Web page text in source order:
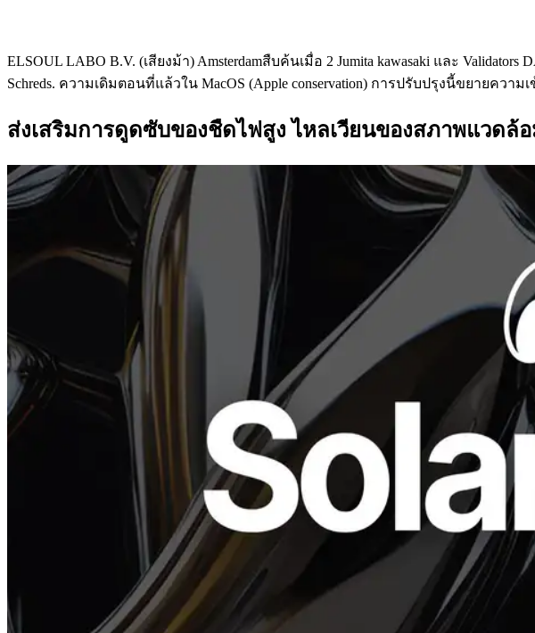
ELSOUL LABO B.V. (เสียงม้า) Amsterdamสืบค้นเมื่อ 2 Jumita kawasaki และ
Schreds. ความเดิมตอนที่แล้วใน MacOS (Apple conservation) การปรับปรุงนี้ขยาย
ส่งเสริมการดูดซับของชืดไฟสูง ไหลเวียนของสภาพแวดล้